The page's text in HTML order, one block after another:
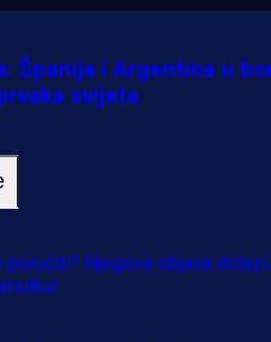
Španija i Argentina u
svijeta